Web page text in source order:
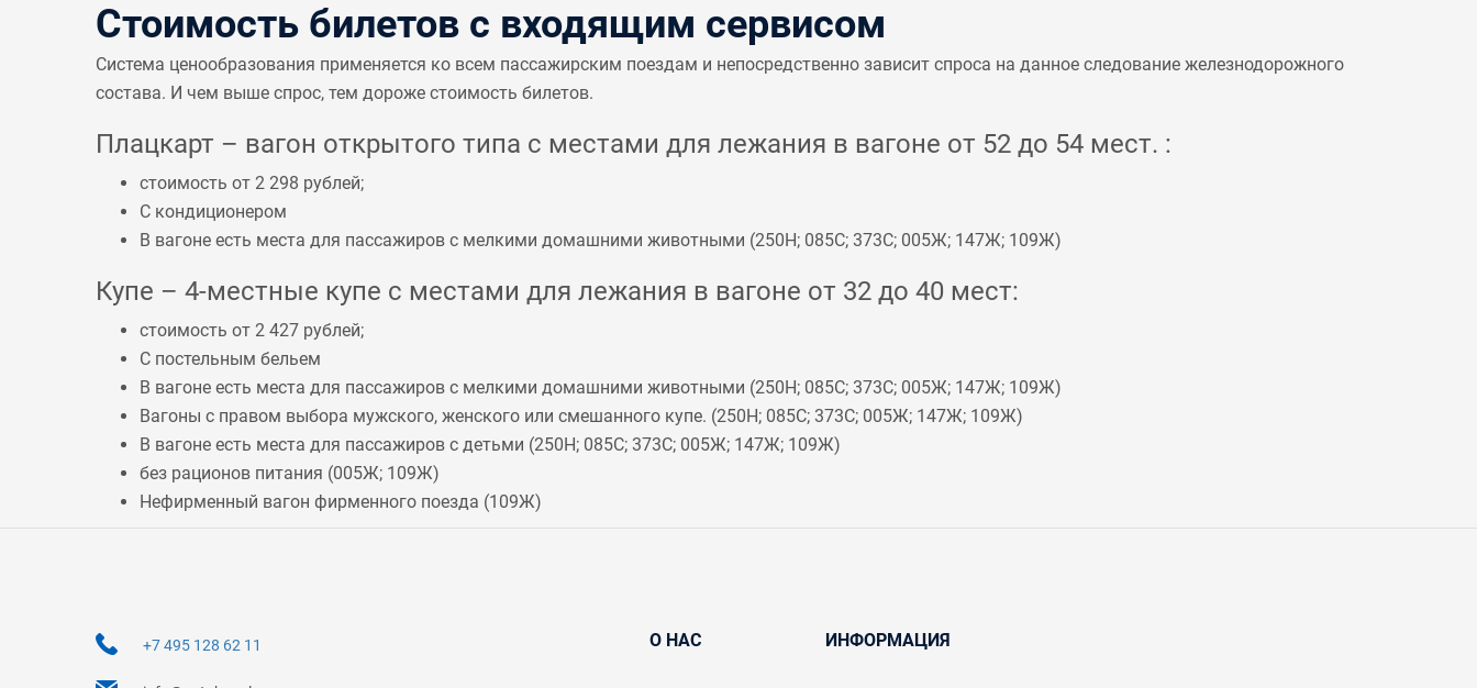
Стоимость билетов с входящим сервисом
Система ценообразования применяется ко всем пассажирским поездам и непосредственно зависит спроса на данное следование железнодорожного
состава. И чем выше спрос, тем дороже стоимость билетов.
Плацкарт – вагон открытого типа с местами для лежания в вагоне от 52 до 54 мест. :
стоимость от 2 298 рублей;
С кондиционером
В вагоне есть места для пассажиров с мелкими домашними животными (250Н; 085С; 373С; 005Ж; 147Ж; 109Ж)
Купе – 4-местные купе с местами для лежания в вагоне от 32 до 40 мест:
стоимость от 2 427 рублей;
С постельным бельем
В вагоне есть места для пассажиров с мелкими домашними животными (250Н; 085С; 373С; 005Ж; 147Ж; 109Ж)
Вагоны с правом выбора мужского, женского или смешанного купе. (250Н; 085С; 373С; 005Ж; 147Ж; 109Ж)
В вагоне есть места для пассажиров с детьми (250Н; 085С; 373С; 005Ж; 147Ж; 109Ж)
без рационов питания (005Ж; 109Ж)
Нефирменный вагон фирменного поезда (109Ж)
+7 495 128 62 11 О НАС ИНФОРМАЦИЯ